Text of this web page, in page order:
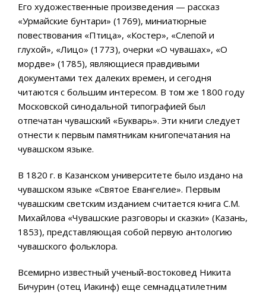
Его художественные произведения — рассказ
«Урмайские бунтари» (1769), миниатюрные
повествования «Птица», «Костер», «Слепой и
глухой», «Лицо» (1773), очерки «О чувашах», «О
мордве» (1785), являющиеся правдивыми
документами тех далеких времен, и сегодня
читаются с большим интересом. В том же 1800 году
Московской синодальной типографией был
отпечатан чувашский «Букварь». Эти книги следует
отнести к первым памятникам книгопечатания на
чувашском языке.
В 1820 г. в Казанском университете было издано на
чувашском языке «Святое Евангелие». Первым
чувашским светским изданием считается книга С.М.
Михайлова «Чувашские разговоры и сказки» (Казань,
1853), представляющая собой первую антологию
чувашского фольклора.
Всемирно известный ученый-востоковед Никита
Бичурин (отец Иакинф) еще семнадцатилетним